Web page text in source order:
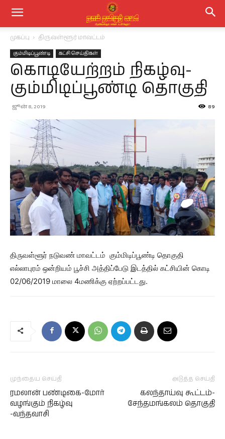
முகப்பு திருவள்ளூர் மாவட்டம்
கும்மிடிப்பூண்டி கட்சி செய்திகள்
கொடியேற்றம் நிகழ்வு-
கும்மிடிப்பூண்டி தொகுதி
ஜூன் 8, 2019 89
திருவள்ளூர் நடுவண் மாவட்டம் கும்மிடிப்பூண்டி தொகுதி
எல்லாபுரம் ஒன்றியம் பூச்சி அத்திப்பேடு இடத்தில் கட்சியின் கொடி
02/06/2019 மாலை 4மணிக்கு ஏற்றப்பட்டது.
முந்தைய செய்தி
ரமலான் பண்டிகை-மோர்
வழங்கும் நிகழ்வு
-வந்தவாசி
அடுத்த செய்தி
கலந்தாய்வு கூட்டம்-
சேந்தமங்கலம் தொகுதி